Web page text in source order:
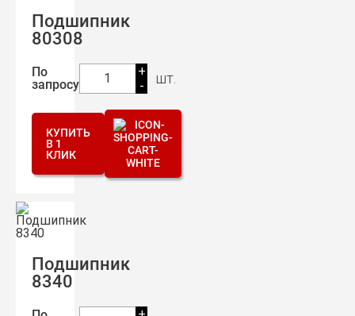
Подшипник
80308
По
запросу
1
+
-
шт.
КУПИТЬ
В 1
КЛИК
Подшипник
8340